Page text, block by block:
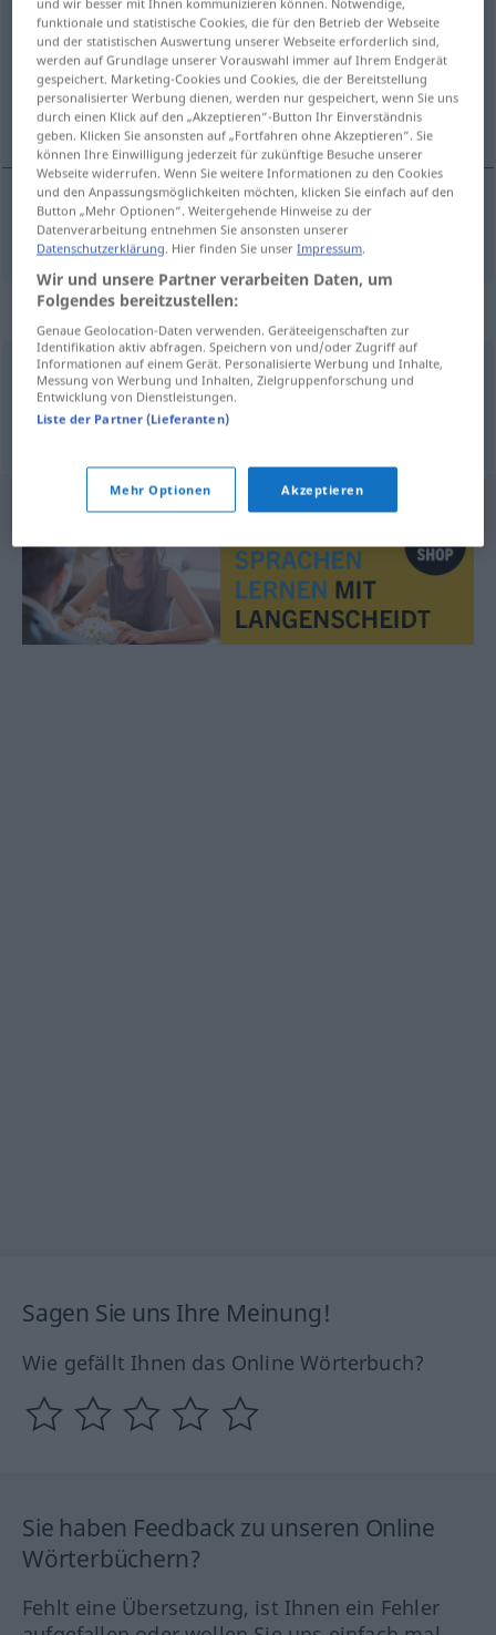
Übersicht aller Übersetzungen
(Für mehr Details die Übersetzung anklicken/antippen)
małe nieszczęście, kłopot
małenieszczęście, (mały)kłopot Malheur
Synonyme für "Malheur"
Panne,Fehlleistung,Fehler,Missgeschick
Sagen Sie uns Ihre Meinung!
Wie gefällt Ihnen das Online Wörterbuch?
Sie haben Feedback zu unseren Online
Wörterbüchern?
Fehlt eine Übersetzung, ist Ihnen ein Fehler
funktionale und statistische Cookies, die für den Betrieb der Webseite
und der statistischen Auswertung unserer Webseite erforderlich sind,
werden auf Grundlage unserer Vorauswahl immer auf Ihrem Endgerät
gespeichert. Marketing-Cookies und Cookies, die der Bereitstellung
personalisierter Werbung dienen, werden nur gespeichert, wenn Sie uns
durch einen Klick auf den „Akzeptieren“-Button Ihr Einverständnis
geben. Klicken Sie ansonsten auf „Fortfahren ohne Akzeptieren“. Sie
können Ihre Einwilligung jederzeit für zukünftige Besuche unserer
Webseite widerrufen. Wenn Sie weitere Informationen zu den Cookies
und den Anpassungsmöglichkeiten möchten, klicken Sie einfach auf den
Button „Mehr Optionen“. Weitergehende Hinweise zu der
Datenverarbeitung entnehmen Sie ansonsten unserer
Datenschutzerklärung . Hier finden Sie unserImpressum
Wir und unsere Partner verarbeiten Daten, um
Folgendes bereitzustellen:
Genaue Geolocation-Daten verwenden. Geräteeigenschaften zur
Identifikation aktiv abfragen. Speichern von und/oder Zugriff auf
Informationen auf einem Gerät. Personalisierte Werbung und Inhalte,
Messung von Werbung und Inhalten, Zielgruppenforschung und
Entwicklung von Dienstleistungen.
Liste der Partner (Lieferanten)
Mehr Optionen Akzeptieren